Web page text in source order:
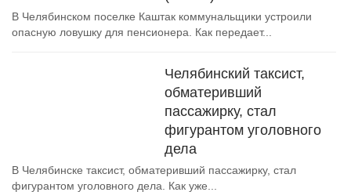
В Челябинском поселке Каштак коммунальщики устроили
опасную ловушку для пенсионера. Как передает...
Челябинский таксист,
обматеривший
пассажирку, стал
фигурантом уголовного
дела
В Челябинске таксист, обматеривший пассажирку, стал
фигурантом уголовного дела. Как уже...